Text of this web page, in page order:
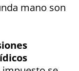
mano son